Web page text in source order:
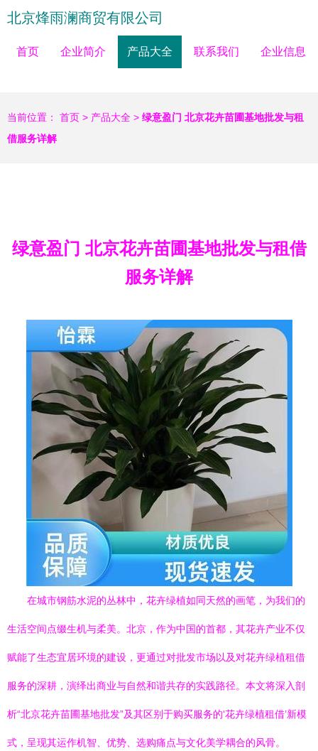
北京烽雨澜商贸有限公司
首页 企业简介 产品大全 联系我们 企业信息
当前位置： 首页 > 产品大全 > 绿意盈门 北京花卉苗圃基地批发与租
借服务详解
绿意盈门 北京花卉苗圃基地批发与租借
服务详解
在城市钢筋水泥的丛林中，花卉绿植如同天然的画笔，为我们的
生活空间点缀生机与柔美。北京，作为中国的首都，其花卉产业不仅
赋能了生态宜居环境的建设，更通过对批发市场以及对花卉绿植租借
服务的深耕，演绎出商业与自然和谐共存的实践路径。本文将深入剖
析“北京花卉苗圃基地批发”及其区别于购买服务的‘花卉绿植租借’新模
式，呈现其运作机智、优势、选购痛点与文化美学耦合的风骨。